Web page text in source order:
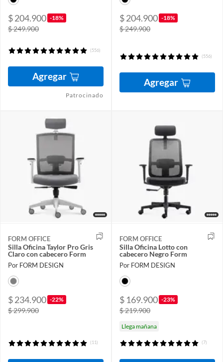
$ 204.900 -18%
$ 249.900
(556)
Agregar
Patrocinado
$ 204.900 -18%
$ 249.900
(556)
Agregar
FORM OFFICE
Silla Oficina Taylor Pro Gris
Claro con cabecero Form
Por FORM DESIGN
$ 234.900 -22%
$ 299.900
(11)
FORM OFFICE
Silla Oficina Lotto con
cabecero Negro Form
Por FORM DESIGN
$ 169.900 -23%
$ 219.900
Llega mañana
(7)